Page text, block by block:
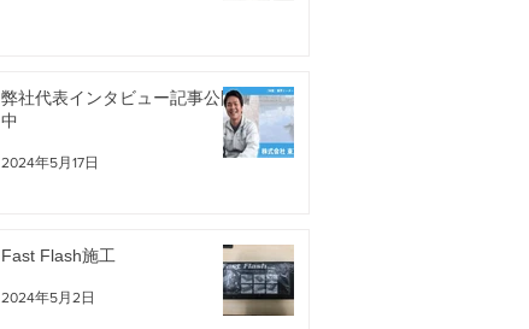
弊社代表インタビュー記事公開
中
2024年5月17日
Fast Flash施工
2024年5月2日